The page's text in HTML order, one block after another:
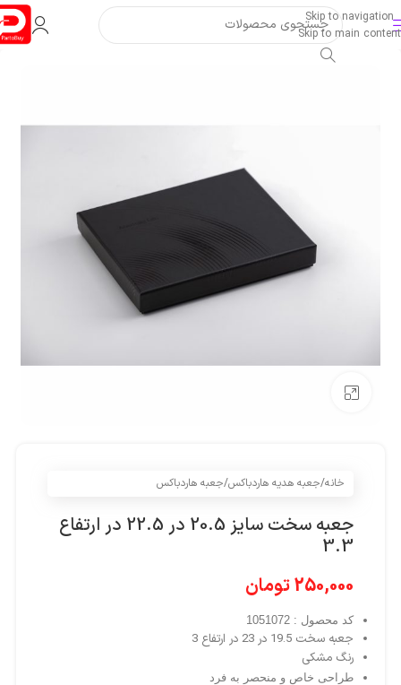
Skip to navigation
Skip to main content
خانه/جعبه هدیه هاردباکس/جعبه هاردباکس
جعبه سخت سایز 20.5 در 22.5 در ارتفاع
3.3
250,000تومان
کد محصول : 1051072
جعبه سخت 19.5 در 23 در ارتفاع 3
رنگ مشکی
طراحی خاص و منحصر به فرد